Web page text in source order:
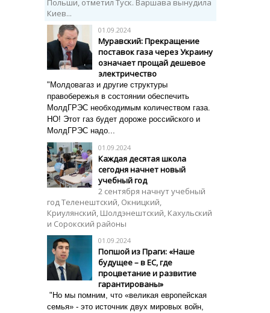
Польши, отметил Туск. Варшава вынудила
Киев...
01.09.2024
Муравский: Прекращение
поставок газа через Украину
означает прощай дешевое
электричество
"Молдовагаз и другие структуры
правобережья в состоянии обеспечить
МолдГРЭС необходимым количеством газа.
НО! Этот газ будет дороже российского и
МолдГРЭС надо...
01.09.2024
Каждая десятая школа
сегодня начнет новый
учебный год
2 сентября начнут учебный
год Теленештский, Окницкий,
Криулянский, Шолдэнештский, Кахульский
и Сорокский районы
01.09.2024
Попшой из Праги: «Наше
будущее – в ЕС, где
процветание и развитие
гарантированы»
"Но мы помним, что «великая европейская
семья» - это источник двух мировых войн,